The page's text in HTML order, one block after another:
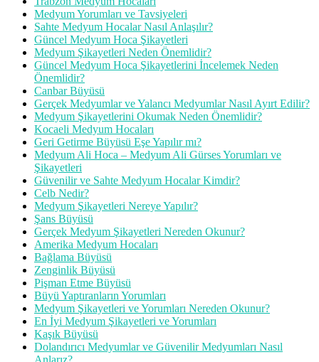
Medyum Yorumları ve Tavsiyeleri
Sahte Medyum Hocalar Nasıl Anlaşılır?
Güncel Medyum Hoca Şikayetleri
Medyum Şikayetleri Neden Önemlidir?
Güncel Medyum Hoca Şikayetlerini İncelemek Neden
Önemlidir?
Canbar Büyüsü
Gerçek Medyumlar ve Yalancı Medyumlar Nasıl Ayırt Edilir?
Medyum Şikayetlerini Okumak Neden Önemlidir?
Kocaeli Medyum Hocaları
Geri Getirme Büyüsü Eşe Yapılır mı?
Medyum Ali Hoca – Medyum Ali Gürses Yorumları ve
Şikayetleri
Güvenilir ve Sahte Medyum Hocalar Kimdir?
Celb Nedir?
Medyum Şikayetleri Nereye Yapılır?
Şans Büyüsü
Gerçek Medyum Şikayetleri Nereden Okunur?
Amerika Medyum Hocaları
Bağlama Büyüsü
Zenginlik Büyüsü
Pişman Etme Büyüsü
Büyü Yaptıranların Yorumları
Medyum Şikayetleri ve Yorumları Nereden Okunur?
En İyi Medyum Şikayetleri ve Yorumları
Kaşık Büyüsü
Dolandırıcı Medyumlar ve Güvenilir Medyumları Nasıl